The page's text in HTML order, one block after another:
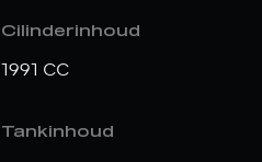
Cilinderinhoud
1991 CC
Tankinhoud